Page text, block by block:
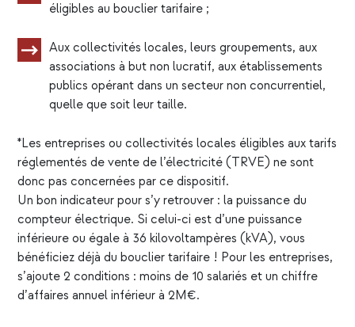
éligibles au bouclier tarifaire ;
Aux collectivités locales, leurs groupements, aux
associations à but non lucratif, aux établissements
publics opérant dans un secteur non concurrentiel,
quelle que soit leur taille.
*Les entreprises ou collectivités locales éligibles aux tarifs
réglementés de vente de l’électricité (TRVE) ne sont
donc pas concernées par ce dispositif.
Un bon indicateur pour s’y retrouver : la puissance du
compteur électrique. Si celui-ci est d’une puissance
inférieure ou égale à 36 kilovoltampères (kVA), vous
bénéficiez déjà du bouclier tarifaire ! Pour les entreprises,
s’ajoute 2 conditions : moins de 10 salariés et un chiffre
d’affaires annuel inférieur à 2M€.